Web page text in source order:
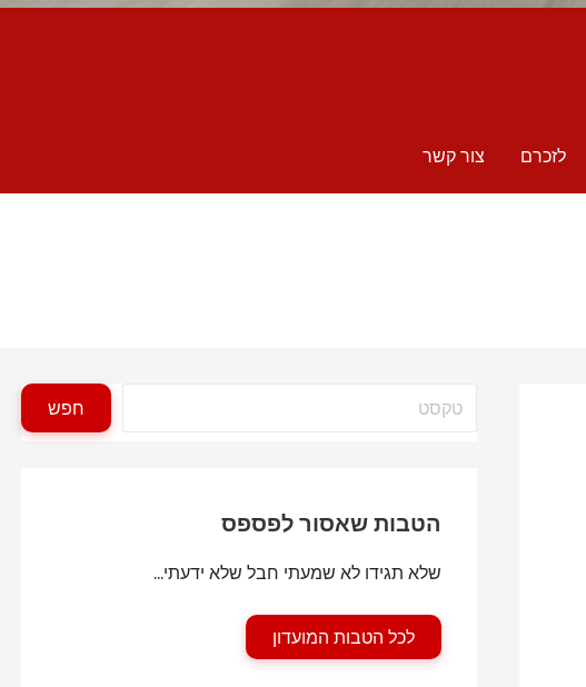
לזכרם צור קשר
חפש
הטבות שאסור לפספס
שלא תגידו לא שמעתי חבל שלא ידעתי...
לכל הטבות המועדון